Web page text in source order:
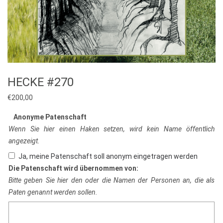
HECKE #270
€200,00
Anonyme Patenschaft
Wenn Sie hier einen Haken setzen, wird kein Name öffentlich
angezeigt.
Ja, meine Patenschaft soll anonym eingetragen werden
Die Patenschaft wird übernommen von:
Bitte geben Sie hier den oder die Namen der Personen an, die als
Paten genannt werden sollen.